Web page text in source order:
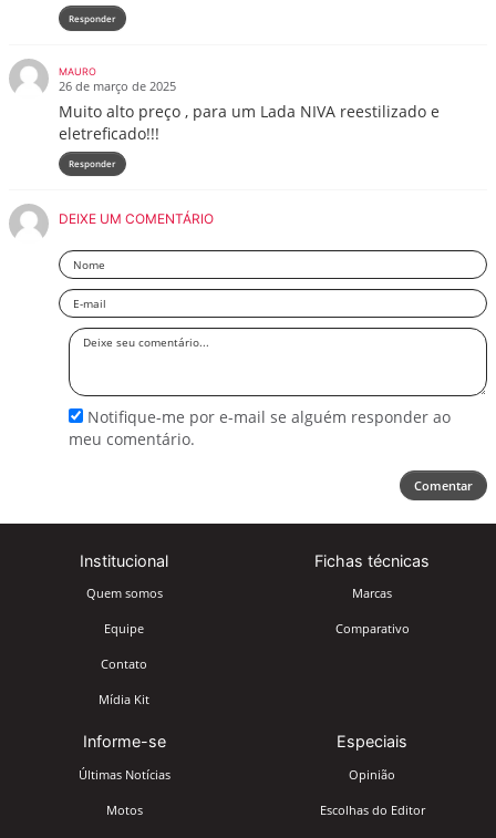
Responder
MAURO
26 de março de 2025
Muito alto preço , para um Lada NIVA reestilizado e
eletreficado!!!
Responder
DEIXE UM COMENTÁRIO
Nome
Email
Deixe
Notifique-me por e-mail se alguém responder ao
meu comentário.
Comentar
Institucional
Quem somos
Equipe
Contato
Mídia Kit
Fichas técnicas
Marcas
Comparativo
Informe-se
Últimas Notícias
Motos
Especiais
Opinião
Escolhas do Editor